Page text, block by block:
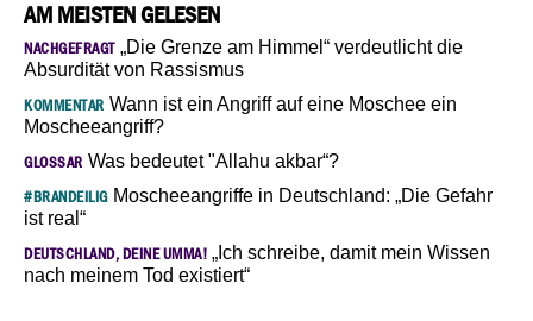
AM MEISTEN GELESEN
NACHGEFRAGT„Die Grenze am Himmel“ verdeutlicht die
Absurdität von Rassismus
KOMMENTAR Wann ist ein Angriff auf eine Moschee ein
Moscheeangriff?
GLOSSAR Was bedeutet "Allahu akbar“?
#BRANDEILIGMoscheeangriffe in Deutschland: „Die Gefahr
ist real“
DEUTSCHLAND, DEINE UMMA! „Ich schreibe, damit mein Wissen
nach meinem Tod existiert“